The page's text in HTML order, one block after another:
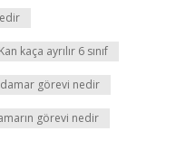
Kan kaça ayrılır 6 sınıf
damar görevi nedir
görevi nedir